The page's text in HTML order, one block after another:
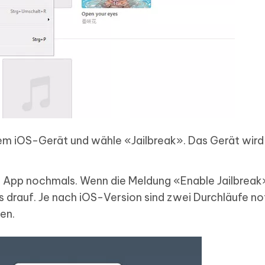
iOS-Gerät und wähle «Jailbreak». Das Gerät wird
nochmals. Wenn die Meldung «Enable
Je nach iOS-Version sind zwei Durchläufe